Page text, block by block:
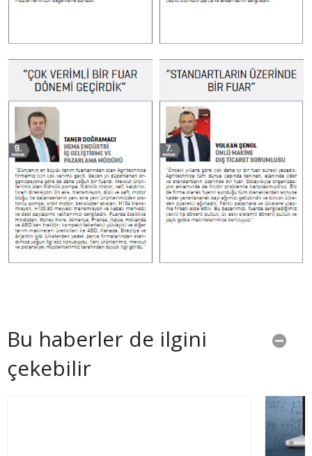
Bu haberler de ilgini
çekebilir